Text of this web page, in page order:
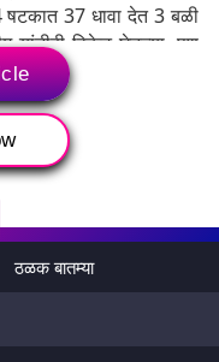
षटकात 37 धावा देत 3 बळी
विकेट घेतल्या, पण
184 धावांचा पाठलाग
ठळक बातम्या